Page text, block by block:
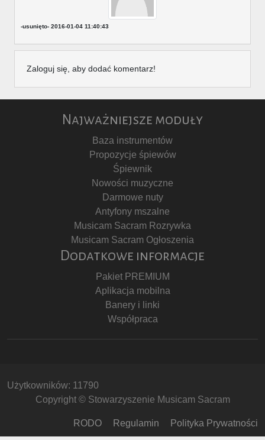
-usunięto- 2016-01-04 11:40:43
Zaloguj się, aby dodać komentarz!
Najważniejsze moduły
Baza instrumentów
Propozycje śpiewów
Śpiewnik
Nowości muzyczne
Darmowe nuty
Antyfony mszalne
Musicam Sacram Rozrywka
Musicam Sacram Ogłoszenia
Dodatkowe informacje
Pakiet PREMIUM
Aplikacja mobilna
Banery i linki
Współpraca
Użytkowników: 11790
Copyright © Stowarzyszenie Musicam Sacram
RODO Regulamin Polityka Prywatności